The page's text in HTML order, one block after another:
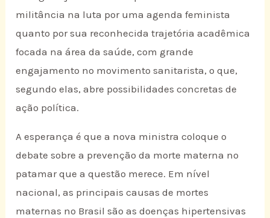
militância na luta por uma agenda feminista
quanto por sua reconhecida trajetória acadêmica
focada na área da saúde, com grande
engajamento no movimento sanitarista, o que,
segundo elas, abre possibilidades concretas de
ação política.
A esperança é que a nova ministra coloque o
debate sobre a prevenção da morte materna no
patamar que a questão merece. Em nível
nacional, as principais causas de mortes
maternas no Brasil são as doenças hipertensivas